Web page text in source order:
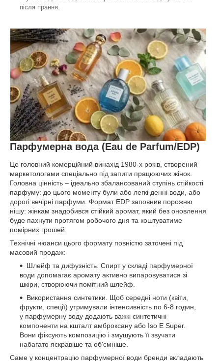
після прання.
Парфумерна вода (Eau de Parfum/EDP)
Це головний комерційний винахід 1980-х років, створений
маркетологами спеціально під запити працюючих жінок.
Головна цінність – ідеально збалансований ступінь стійкості
парфуму: до цього моменту були або легкі денні води, або
дорогі вечірні парфуми. Формат EDP заповнив порожню
нішу: жінкам знадобився стійкий аромат, який без оновлення
буде пахнути протягом робочого дня та коштуватиме
помірних грошей.
Технічні нюанси цього формату повністю заточені під
масовий продаж:
Шлейф та дифузність. Спирт у складі парфумерної
води допомагає аромату активно випаровуватися зі
шкіри, створюючи помітний шлейф.
Використання синтетики. Щоб середні ноти (квіти,
фрукти, спеції) утримували інтенсивність по 6-8 годин,
у парфумерну воду додають важкі синтетичні
компоненти на кшталт амброксану або Iso E Super.
Вони фіксують композицію і змушують її звучати
набагато яскравіше та об'ємніше.
Саме у концентрацію парфумерної води бренди вкладають